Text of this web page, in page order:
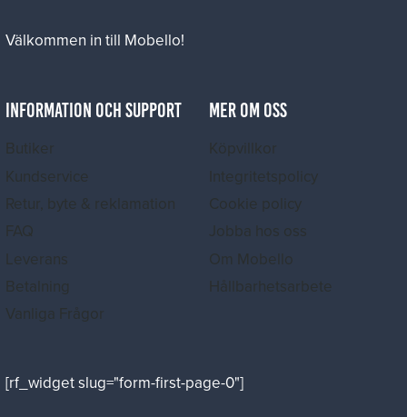
Välkommen in till Mobello!
INFORMATION OCH SUPPORT
Butiker
Kundservice
Retur, byte & reklamation
FAQ
Leverans
Betalning
Vanliga Frågor
MER OM OSS
Köpvillkor
Integritetspolicy
Cookie policy
Jobba hos oss
Om Mobello
Hållbarhetsarbete
[rf_widget slug="form-first-page-0"]